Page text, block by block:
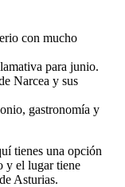
con mucho
para junio.
Narcea y sus
gastronomía y
tienes una opción
y el lugar tiene
Asturias.